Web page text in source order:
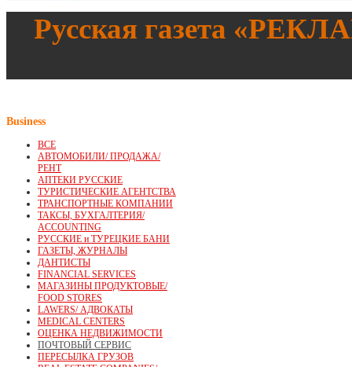
Русская газета «
Business
ВСЕ
АВТОМОБИЛИ/ ПРОДАЖА/
РЕНТ
АПТЕКИ РУССКИЕ
ТУРИСТИЧЕСКИЕ АГЕНТСТВА
ТРАНСПОРТНЫЕ КОМПАНИИ
ТАКСЫ, БУХГАЛТЕРИЯ/
ACCOUNTING
РУССКИЕ и ТУРЕЦКИЕ БАНИ
ГАЗЕТЫ, ЖУРНАЛЫ
ДАНТИСТЫ
FINANCIAL SERVICES
МАГАЗИНЫ ПРОДУКТОВЫЕ/
FOOD STORES
LAWERS/ АДВОКАТЫ
MEDICAL CENTERS
ОЦЕНКА НЕДВИЖИМОСТИ
ПОЧТОВЫЙ СЕРВИС
ПЕРЕСЫЛКА ГРУЗОВ